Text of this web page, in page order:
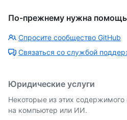
По-прежнему нужна
Спросите сообщество GitHub
Связаться со службой
Юридические услуги
Некоторые из этих
на компьютер или ИИ.